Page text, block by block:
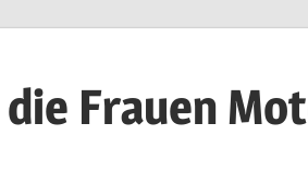
die Frauen